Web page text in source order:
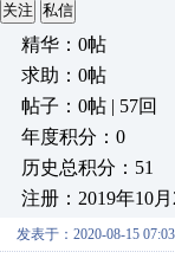
关注 私信
精华：0帖
求助：0帖
帖子：0帖 | 57回
年度积分：0
历史总积分：51
注册：2019年10月
发表于：2020-08-15